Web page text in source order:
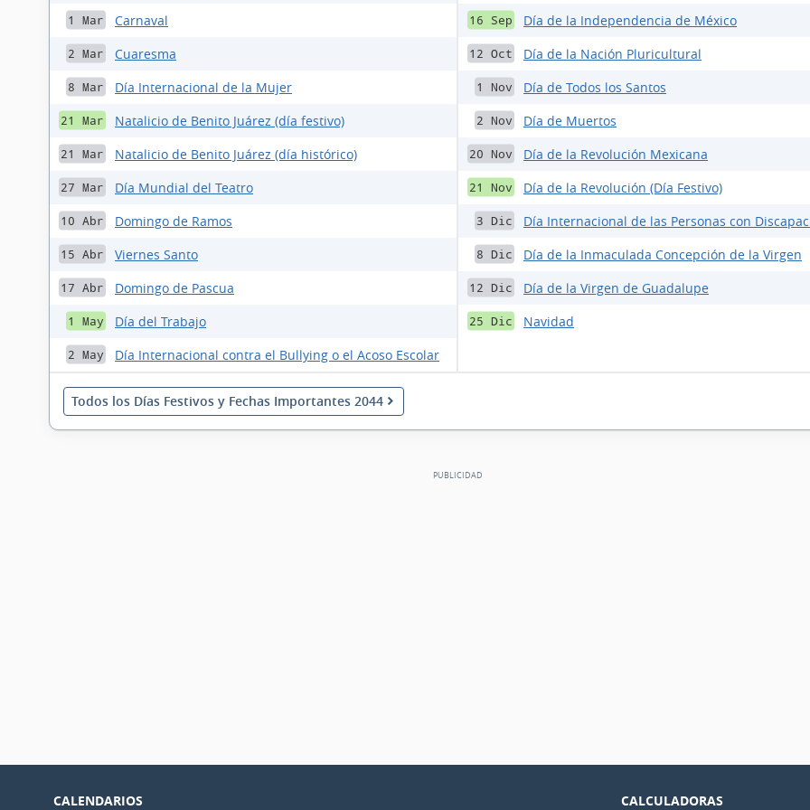
1 Mar Carnaval
2 Mar Cuaresma
8 Mar Día Internacional de la Mujer
21 Mar Natalicio de Benito Juárez (día festivo)
21 Mar Natalicio de Benito Juárez (día histórico)
27 Mar Día Mundial del Teatro
10 Abr Domingo de Ramos
15 Abr Viernes Santo
17 Abr Domingo de Pascua
1 May Día del Trabajo
2 May Día Internacional contra el Bullying o el Acoso Escolar
16 Sep Día de la Independencia de México
12 Oct Día de la Nación Pluricultural
1 Nov Día de Todos los Santos
2 Nov Día de Muertos
20 Nov Día de la Revolución Mexicana
21 Nov Día de la Revolución (Día Festivo)
3 Dic Día Internacional de las Personas con
8 Dic Día de la Inmaculada Concepción de la Virgen
12 Dic Día de la Virgen de Guadalupe
25 Dic Navidad
Todos los Días Festivos y Fechas Importantes 2044
CALENDARIOS CALCULADORAS